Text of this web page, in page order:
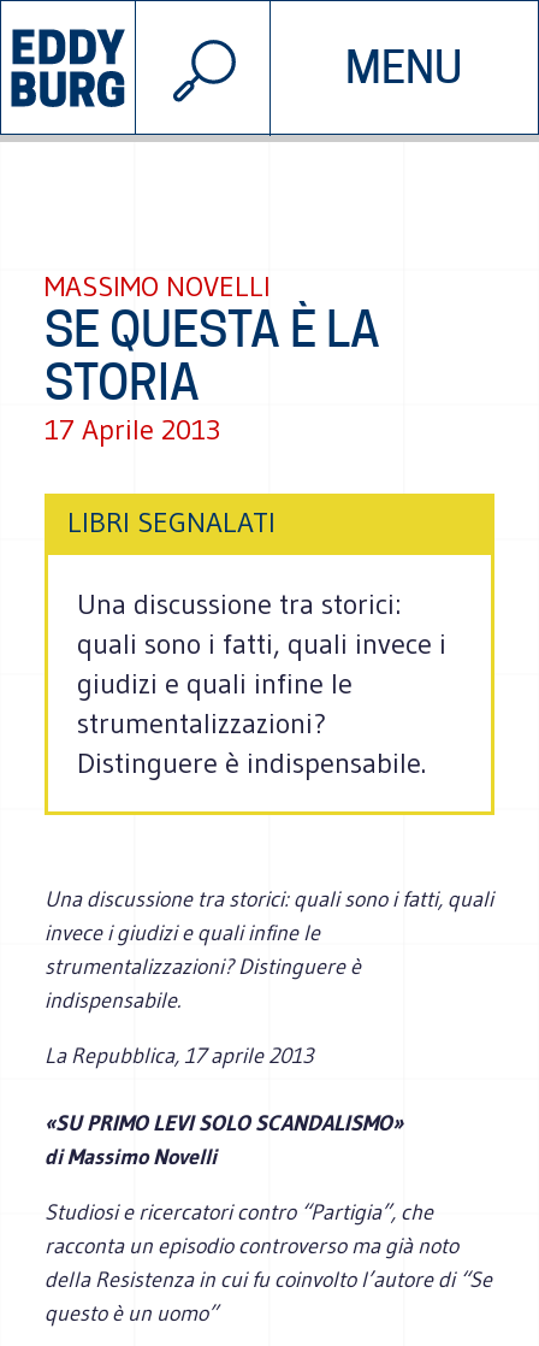
MENU
INIZIATIVE CHI SIAMO
© 2026 EDDYBURG
MASSIMO NOVELLI
SE QUESTA È LA
STORIA
17 Aprile 2013
LIBRI SEGNALATI
Una discussione tra storici:
quali sono i fatti, quali invece i
giudizi e quali infine le
strumentalizzazioni?
Distinguere è indispensabile.
Una discussione tra storici: quali sono i fatti, quali
invece i giudizi e quali infine le
strumentalizzazioni? Distinguere è
indispensabile.
La Repubblica,17 aprile 2013
«SU PRIMO LEVI SOLO SCANDALISMO»
di Massimo Novelli
Studiosi e ricercatori contro “Partigia”, che
racconta un episodio controverso ma già noto
della Resistenza in cui fu coinvolto l’autore di “Se
questo è un uomo”